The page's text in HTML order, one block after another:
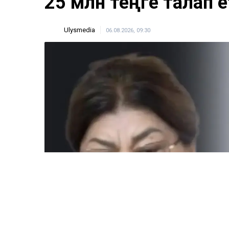
Ulysmedia 06.08.2026, 09:30